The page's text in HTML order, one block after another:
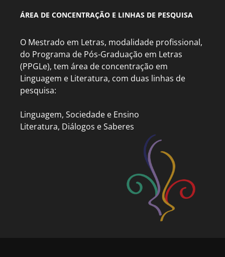
ÁREA DE CONCENTRAÇÃO E LINHAS DE PESQUISA
O Mestrado em Letras, modalidade profissional,
do Programa de Pós-Graduação em Letras
(PPGLe), tem área de concentração em
Linguagem e Literatura, com duas linhas de
pesquisa:
Linguagem, Sociedade e Ensino
Literatura, Diálogos e Saberes